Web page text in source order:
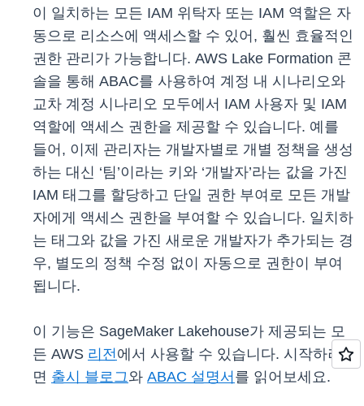
이 일치하는 모든 IAM 위탁자 또는 IAM 역할은 자
동으로 리소스에 액세스할 수 있어, 훨씬 효율적인
권한 관리가 가능합니다. AWS Lake Formation 콘
솔을 통해 ABAC를 사용하여 계정 내 시나리오와
교차 계정 시나리오 모두에서 IAM 사용자 및 IAM
역할에 액세스 권한을 제공할 수 있습니다. 예를
들어, 이제 관리자는 개발자별로 개별 정책을 생성
하는 대신 ‘팀’이라는 키와 ‘개발자’라는 값을 가진
IAM 태그를 할당하고 단일 권한 부여로 모든 개발
자에게 액세스 권한을 부여할 수 있습니다. 일치하
는 태그와 값을 가진 새로운 개발자가 추가되는 경
우, 별도의 정책 수정 없이 자동으로 권한이 부여
됩니다.
이 기능은 SageMaker Lakehouse가 제공되는 모
든 AWS 리전에서 사용할 수 있습니다. 시작하려
면 출시 블로그와 ABAC 설명서 를 읽어보세요.